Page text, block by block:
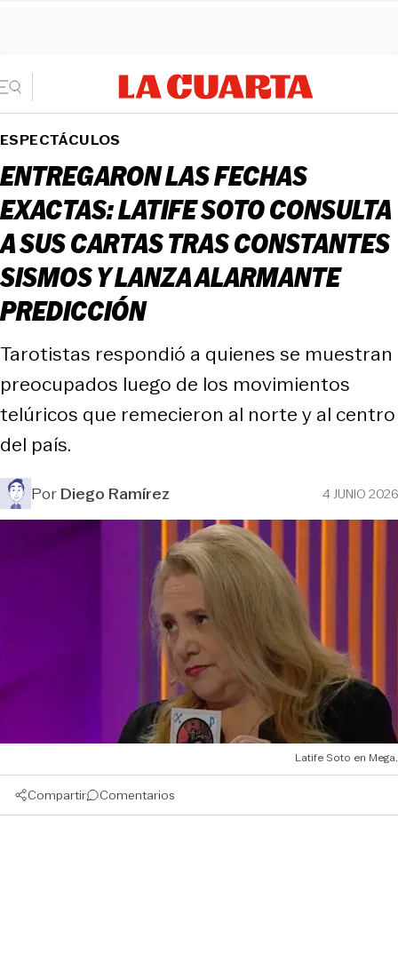
ESPECTÁCULOS
ENTREGARON LAS FECHAS
EXACTAS: LATIFE SOTO CONSULTA
A SUS CARTAS TRAS CONSTANTES
SISMOS Y LANZA ALARMANTE
PREDICCIÓN
Tarotistas respondió a quienes se muestran
preocupados luego de los movimientos
telúricos que remecieron al norte y al centro
del país.
PorDiego Ramírez 4 JUNIO 2026
Latife Soto en Mega.
Compartir Comentarios